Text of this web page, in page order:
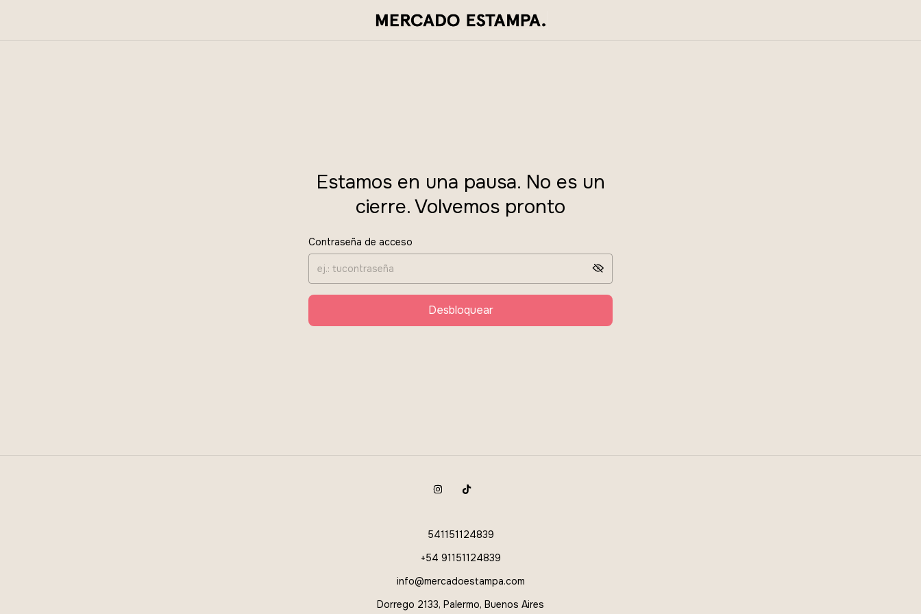
Estamos en una pausa. No es un
cierre. Volvemos pronto
Contraseña de acceso
Desbloquear
541151124839
+54 91151124839
info@mercadoestampa.com
Dorrego 2133, Palermo, Buenos Aires